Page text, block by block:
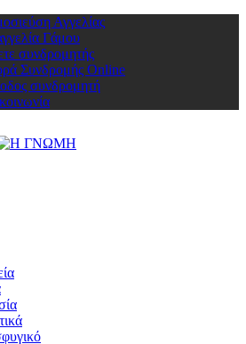
Αγγελίας
Γάμου
συνδρομητής
Συνδρομής Online
συνδρομητή